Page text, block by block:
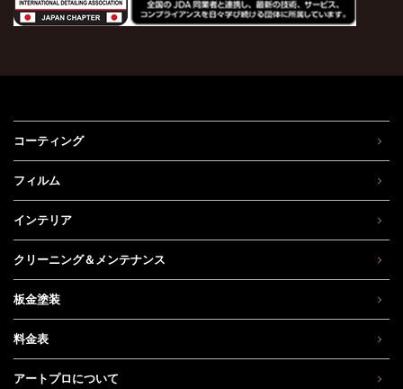
コーティング
フィルム
インテリア
クリーニング＆メンテナンス
板金塗装
料金表
アートプロについて